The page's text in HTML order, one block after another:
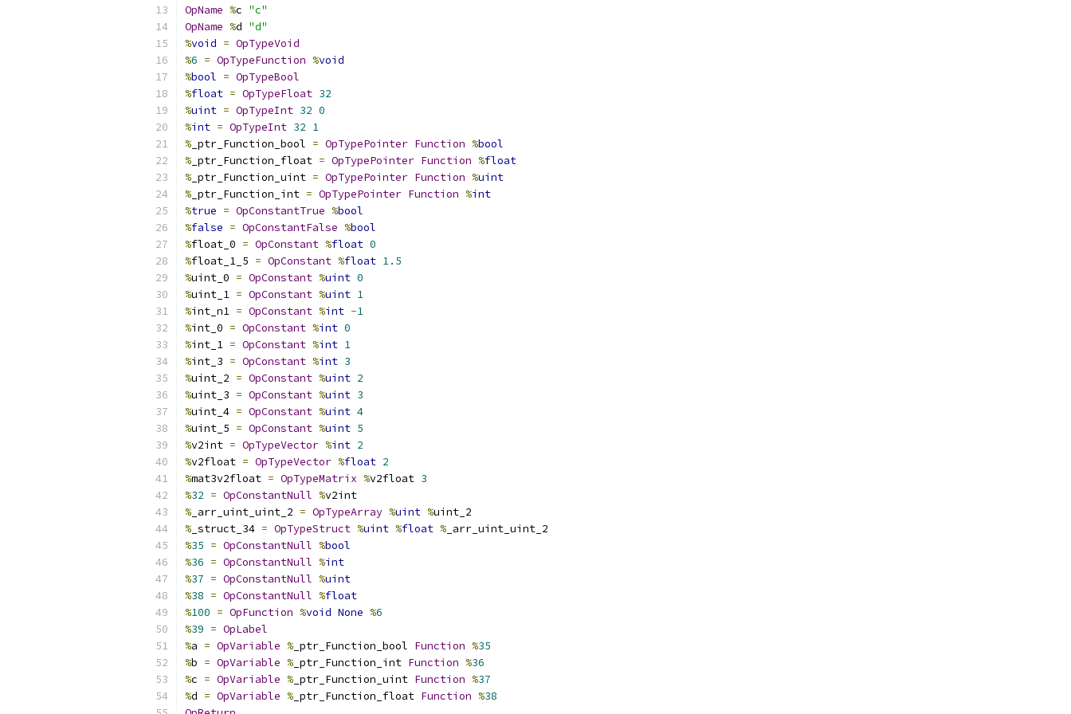
OpName %c "c"
OpName %d "d"
%void = OpTypeVoid
%6 = OpTypeFunction %void
%bool = OpTypeBool
%float = OpTypeFloat 32
%uint = OpTypeInt 32 0
%int = OpTypeInt 32 1
% _ptr_Function_bool = OpTypePointer Function %bool
% _ptr_Function_float = OpTypePointer Function %float
% _ptr_Function_uint = OpTypePointer Function %uint
% _ptr_Function_int = OpTypePointer Function %int
%true = OpConstantTrue %bool
%false = OpConstantFalse %bool
%float_0 = OpConstant %float 0
%float_1_5 = OpConstant %float 1.5
%uint_0 = OpConstant %uint 0
%uint_1 = OpConstant %uint 1
%int_n1 = OpConstant %int -1
%int_0 = OpConstant %int 0
%int_1 = OpConstant %int 1
%int_3 = OpConstant %int 3
%uint_2 = OpConstant %uint 2
%uint_3 = OpConstant %uint 3
%uint_4 = OpConstant %uint 4
%uint_5 = OpConstant %uint 5
%v2int = OpTypeVector %int 2
%v2float = OpTypeVector %float 2
%mat3v2float = OpTypeMatrix %v2float 3
%32 = OpConstantNull %v2int
% _arr_uint_uint_2 = OpTypeArray %uint %uint_2
% _struct_34 = OpTypeStruct %uint %float % _arr_uint_uint_2
%35 = OpConstantNull %bool
%36 = OpConstantNull %int
%37 = OpConstantNull %uint
%38 = OpConstantNull %float
%100 = OpFunction %void None %6
%39 = OpLabel
%a = OpVariable % _ptr_Function_bool Function %35
%b = OpVariable % _ptr_Function_int Function %36
%c = OpVariable % _ptr_Function_uint Function %37
%d = OpVariable % _ptr_Function_float Function %38